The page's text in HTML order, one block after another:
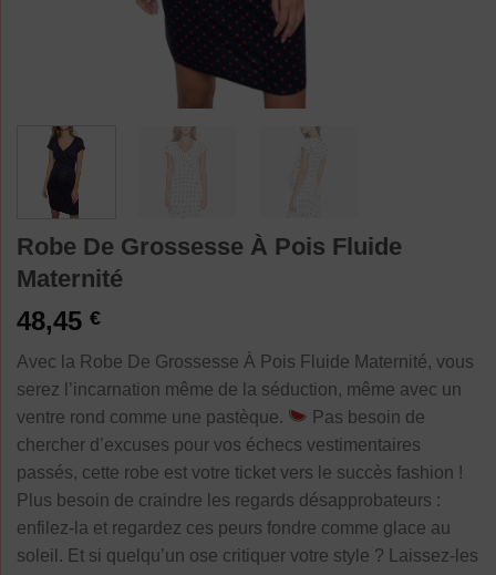
Robe De Grossesse À Pois Fluide
Maternité
48,45 €
Avec la Robe De Grossesse À Pois Fluide Maternité, vous
serez l’incarnation même de la séduction, même avec un
ventre rond comme une pastèque.
Pas besoin de
chercher d’excuses pour vos échecs vestimentaires
passés, cette robe est votre ticket vers le succès fashion !
Plus besoin de craindre les regards désapprobateurs :
enfilez-la et regardez ces peurs fondre comme glace au
soleil. Et si quelqu’un ose critiquer votre style ? Laissez-les